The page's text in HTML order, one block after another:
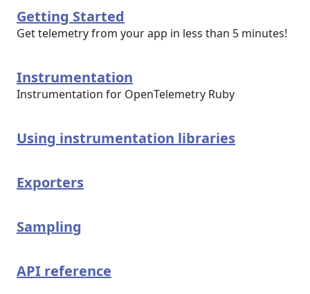
Getting Started
Get telemetry from your app in less than 5 minutes!
Instrumentation
Instrumentation for OpenTelemetry Ruby
Using instrumentation libraries
Exporters
Sampling
API reference